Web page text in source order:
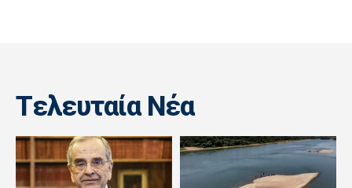
Tελευταία Nέα